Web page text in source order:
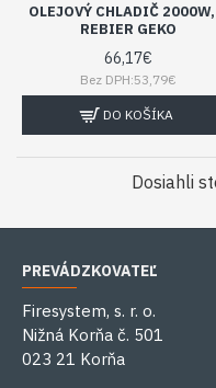
OLEJOVÝ CHLADIČ
REBIER GEKO
66,17€
Bez DPH:53,79€
DO KOŠÍKA
Dosiahli
PREVÁDZKOVATEĽ
Firesystem, s. r. o.
Nižná Korňa č. 501
023 21 Korňa